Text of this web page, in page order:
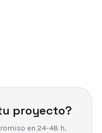
proyecto?
en 24-48 h.